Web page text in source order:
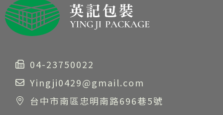
04-23750022
Yingji0429@gmail.com
台中市南區忠明南路696巷5號